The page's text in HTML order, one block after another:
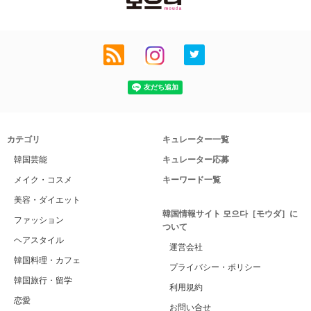
カテゴリ
韓国芸能
メイク・コスメ
美容・ダイエット
ファッション
ヘアスタイル
韓国料理・カフェ
韓国旅行・留学
恋愛
キュレーター一覧
キュレーター応募
キーワード一覧
韓国情報サイト 모으다［モウダ］に
ついて
運営会社
プライバシー・ポリシー
利用規約
お問い合せ